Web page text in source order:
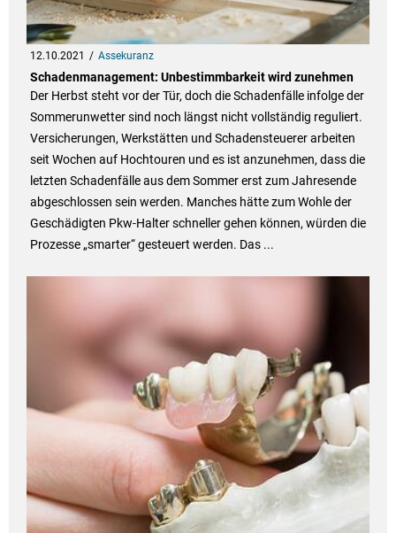
12.10.2021 Assekuranz
Schadenmanagement: Unbestimmbarkeit wird zunehmen
Der Herbst steht vor der Tür, doch die Schadenfälle infolge der
Sommerunwetter sind noch längst nicht vollständig reguliert.
Versicherungen, Werkstätten und Schadensteuerer arbeiten
seit Wochen auf Hochtouren und es ist anzunehmen, dass die
letzten Schadenfälle aus dem Sommer erst zum Jahresende
abgeschlossen sein werden. Manches hätte zum Wohle der
Geschädigten Pkw-Halter schneller gehen können, würden die
Prozesse „smarter“ gesteuert werden. Das ...